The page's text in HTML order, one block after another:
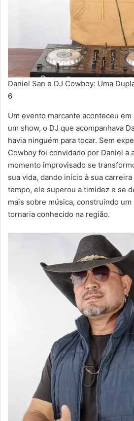
Daniel San e DJ Cowboy: Uma
6
Um evento marcante aconteceu em
um show, o DJ que acompanhava
havia ninguém para tocar. Sem
Cowboy foi convidado por Daniel a
momento improvisado se
sua vida, dando início à sua carreira
tempo, ele superou a timidez e se
mais sobre música, construindo
tornaria conhecido na região.